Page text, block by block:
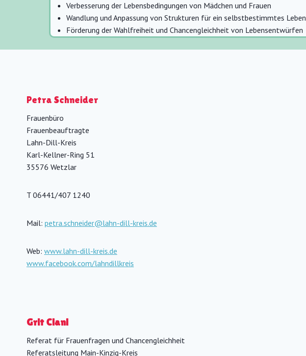
Verbesserung der Lebensbedingungen von Mädchen und Frauen
Wandlung und Anpassung von Strukturen für ein selbstbestimmtes Leben
Förderung der Wahlfreiheit und Chancengleichheit von Lebensentwürfen
Petra Schneider
Frauenbüro
Frauenbeauftragte
Lahn-Dill-Kreis
Karl-Kellner-Ring 51
35576 Wetzlar
T 06441/407 1240
Mail: petra.schneider@lahn-dill-kreis.de
Web: www.lahn-dill-kreis.de
www.facebook.com/lahndillkreis
Grit Ciani
Referat für Frauenfragen und Chancengleichheit
Referatsleitung Main-Kinzig-Kreis